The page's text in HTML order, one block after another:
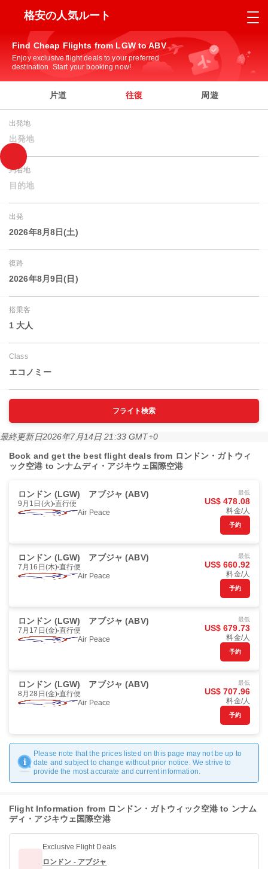
格安の人気ルート
Find Cheap Flights from LGW to ABV
Enjoy exclusive flight deals to your preferred
destination. Start your booking now!
片道 往復 周遊
出発地
出発地
到着地
目的地
出発
2026年8月8日(土)
復路
2026年8月9日(日)
搭乗客
1 大人
Class
エコノミー
フライト検索
最終更新日2026年7月14日 21:33 GMT+0
Book and get the best flight deals from ロンドン・ガトウィ
ック空港 to ンナムディ・アジキウェ国際空港
ロンドン (LGW) アブジャ (ABV)
9月1日(火) 直行便
Air Peace
最低
US$ 478.08
料金/人
予約
ロンドン (LGW) アブジャ (ABV)
7月16日(木) 直行便
Air Peace
最低
US$ 660.92
料金/人
予約
ロンドン (LGW) アブジャ (ABV)
7月17日(金) 直行便
Air Peace
最低
US$ 679.73
料金/人
予約
ロンドン (LGW) アブジャ (ABV)
8月28日(金) 直行便
Air Peace
最低
US$ 707.96
料金/人
予約
Please note that the prices listed on this page may not be up to
date and subject to change without prior notice. We strive to
provide the most accurate and current information.
Flight Information from ロンドン・ガトウィック空港 to ンナム
ディ・アジキウェ国際空港
Exclusive Flight Deals
ロンドン - アブジャ